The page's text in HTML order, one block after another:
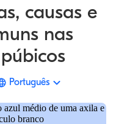
causas e
nas
Português